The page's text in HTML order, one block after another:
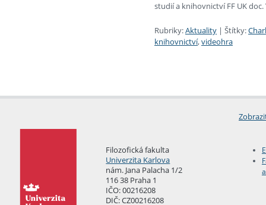
studií a knihovnictví FF UK
Rubriky:Aktuality | Štítky:
knihovnictví,videohra
Filozofická fakulta
Univerzita Karlova
nám. Jana Palacha 1/2
116 38 Praha 1
IČO: 00216208
DIČ: CZ00216208